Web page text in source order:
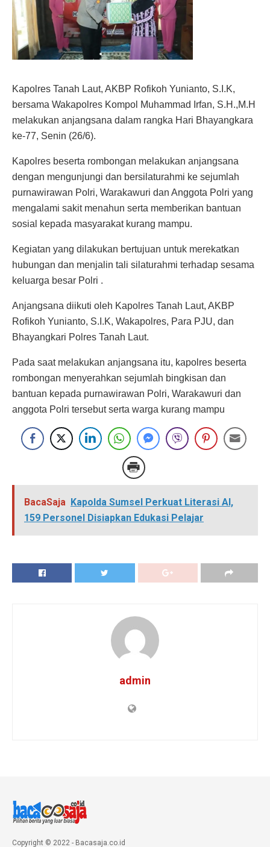
Kapolres Tanah Laut, AKBP Rofikoh Yunianto, S.I.K,
bersama Wakapolres Kompol Muhammad Irfan, S.H.,M.H
melakukan anjangsana dalam rangka Hari Bhayangkara
ke-77, Senin (26/6).
Kapolres beserta rombongan melakukan anjangsana
dengan mengunjungi dan bersilaturahmi ke sejumlah
purnawirawan Polri, Warakawuri dan Anggota Polri yang
mengalami sakit menahun serta memberikan bantuan
sosial kepada masyarakat kurang mampu.
Kegiatan yang dilakukan bertujuan untuk merekatkan
hubungan dan menjalin tali silaturahmi terhadap sesama
keluarga besar Polri .
Anjangsana diikuti oleh Kapolres Tanah Laut, AKBP
Rofikoh Yunianto, S.I.K, Wakapolres, Para PJU, dan
Bhayangkari Polres Tanah Laut.
Pada saat melakukan anjangsana itu, kapolres beserta
rombongan menyerahkan sejumlah bingkisan dan
bantuan kepada purnawirawan Polri, Warakawuri dan
anggota Polri tersebut serta warga kurang mampu
BacaSaja Kapolda Sumsel Perkuat Literasi AI,
159 Personel Disiapkan Edukasi Pelajar
admin
Copyright © 2022 - Bacasaja.co.id